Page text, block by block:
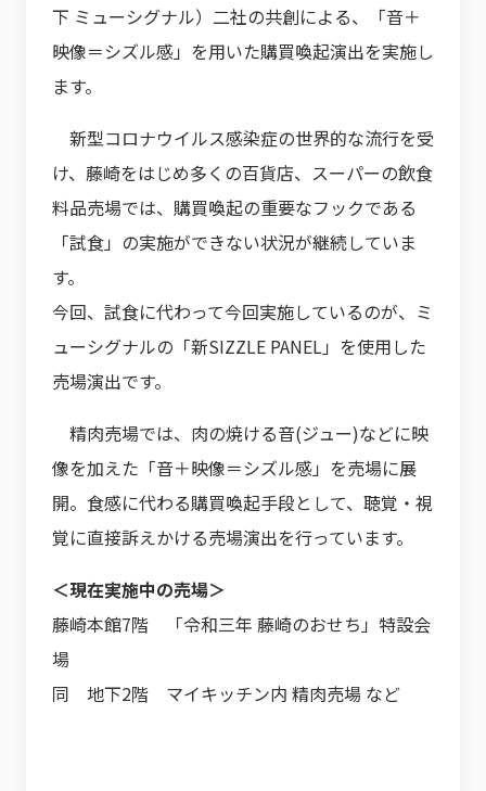
下 ミューシグナル）二社の共創による、「音＋
映像＝シズル感」を用いた購買喚起演出を実施し
ます。
新型コロナウイルス感染症の世界的な流行を受
け、藤崎をはじめ多くの百貨店、スーパーの飲食
料品売場では、購買喚起の重要なフックである
「試食」の実施ができない状況が継続していま
す。
今回、試食に代わって今回実施しているのが、ミ
ューシグナルの「新SIZZLE PANEL」を使用した
売場演出です。
精肉売場では、肉の焼ける音(ジュー)などに映
像を加えた「音＋映像＝シズル感」を売場に展
開。食感に代わる購買喚起手段として、聴覚・視
覚に直接訴えかける売場演出を行っています。
＜現在実施中の売場＞
藤崎本館7階 「令和三年 藤崎のおせち」特設会
場
同 地下2階 マイキッチン内 精肉売場 など